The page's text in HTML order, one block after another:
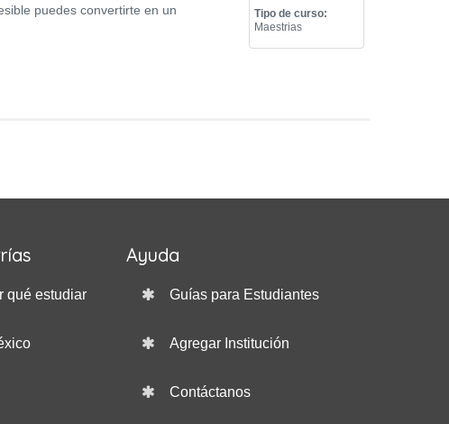
puedes convertirte en un
Tipo de curso:
Maestrias
qué estudiar
Ayuda
Guías para Estudiantes
Agregar Institución
Contáctanos